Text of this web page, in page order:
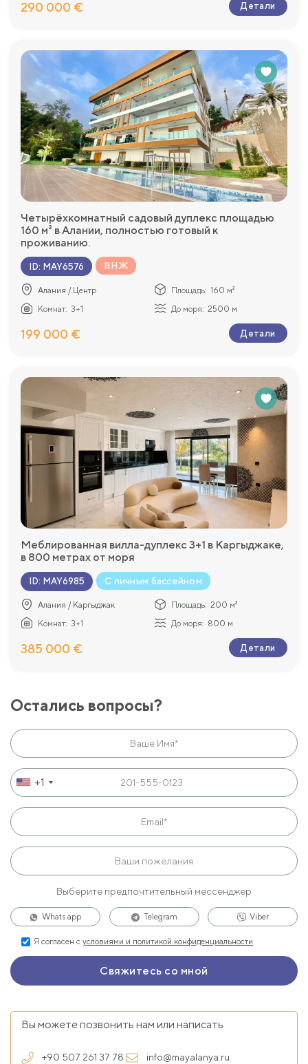
290 000 € Детали
Четырёхкомнатный садовый дуплекс площадью
160 м² в Алании, полностью готовый к
проживанию.
ID: MAY6576 ВНЖ
Алания / Центр Площадь: 160 м²
Комнат: 3+1 До моря: 2500 м
199 000 € Детали
Меблированная вилла-дуплекс 3+1 в Каргыджаке,
в 800 метрах от моря
ID: MAY6985 С личным бассейном
Алания / Каргыджак Площадь: 200 м²
Комнат: 3+1 До моря: 800 м
385 000 € Детали
Остались вопросы?
+1
Выберите предпочтительный мессенджер
Whats app Telegram Viber
Я согласен с условиями и политикой конфиденциальности
Вы можете позвонить нам или написать
+90 507 261 37 78 info@mayalanya.ru